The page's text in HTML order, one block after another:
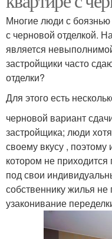
Многие люди с
с черновой отделкой.
является
застройщики часто
отделки?
Для этого есть
черновой вариант
застройщика; люди
своему вкусу ,
котором не
под свои
собственнику жилья
узаконивание